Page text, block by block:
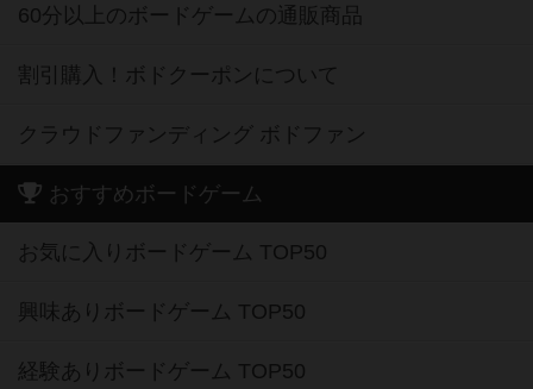
60分以上のボードゲームの通販商品
割引購入！ボドクーポンについて
クラウドファンディング ボドファン
おすすめボードゲーム
お気に入りボードゲーム TOP50
興味ありボードゲーム TOP50
経験ありボードゲーム TOP50